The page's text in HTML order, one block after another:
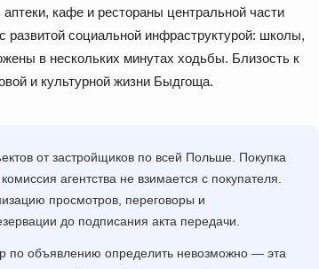
кафе и рестораны центральной части
социальной инфраструктурой: школы,
в нескольких минутах ходьбы. Близость к
и культурной жизни Быдгоща.
от застройщиков по всей Польше. Покупка
агентства не взимается с покупателя.
просмотров, переговоры и
до подписания акта передачи.
по объявлению определить невозможно — эта